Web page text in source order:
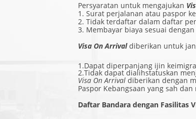
Persyaratan untuk mengajukan
1. Surat perjalanan atau paspor
2. Tidak terdaftar dalam daftar
3. Membayar biaya sesuai
Visa On Arrival diberikan untuk
1.Dapat diperpanjang ijin
2.Tidak dapat dialihstatuskan
Visa On Arrival diberikan dengan
Paspor Kebangsaan yang sah
Daftar Bandara dengan Fasilitas